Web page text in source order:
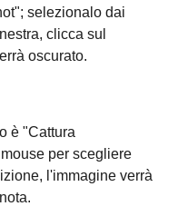
selezionalo dai
clicca sul
oscurato.
è "Cattura
per scegliere
l'immagine verrà